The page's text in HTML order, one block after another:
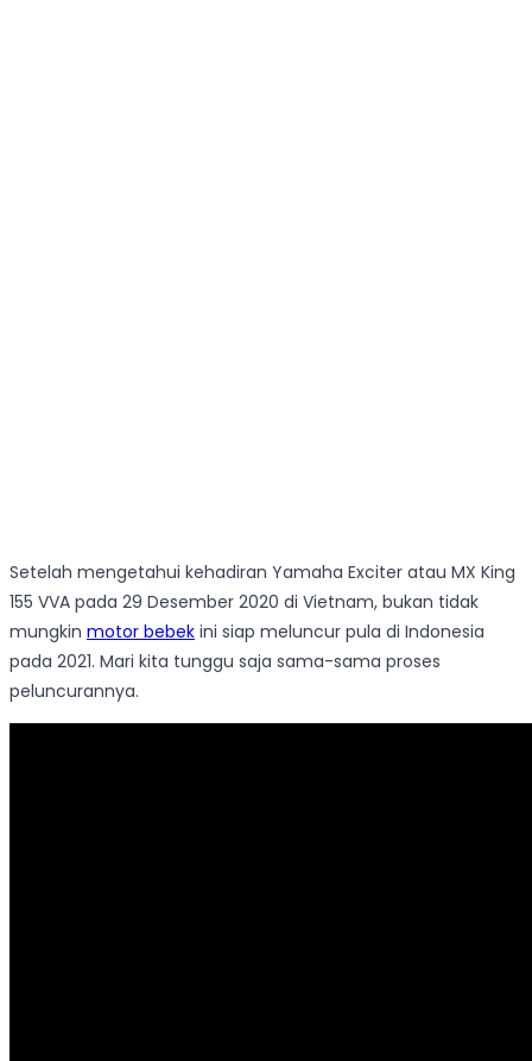
Setelah mengetahui kehadiran Yamaha Exciter atau MX King
155 VVA pada 29 Desember 2020 di Vietnam, bukan tidak
mungkin motor bebek ini siap meluncur pula di Indonesia
pada 2021. Mari kita tunggu saja sama-sama proses
peluncurannya.